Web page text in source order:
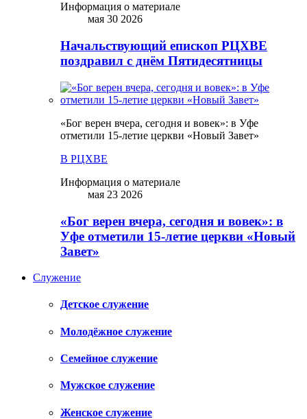
Информация о материале
мая 30 2026
Начальствующий епископ РЦХВЕ
поздравил с днём Пятидесятницы
«Бог верен вчера, сегодня и вовек»: в Уфе
отметили 15-летие церкви «Новый Завет»
В РЦХВЕ
Информация о материале
мая 23 2026
«Бог верен вчера, сегодня и вовек»: в
Уфе отметили 15-летие церкви «Новый
Завет»
Служение
Детское служение
Молодёжное служение
Семейное служение
Мужское служение
Женское служение